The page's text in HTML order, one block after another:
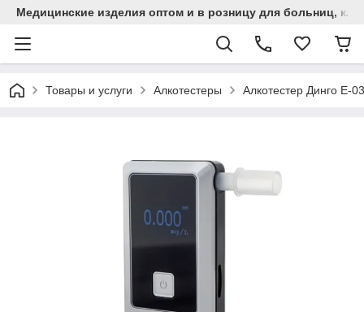
Медицинские изделия оптом и в розницу для больниц,
Товары и услуги Алкотестеры Алкотестер Динго Е-